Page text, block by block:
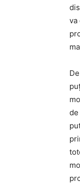
va
de